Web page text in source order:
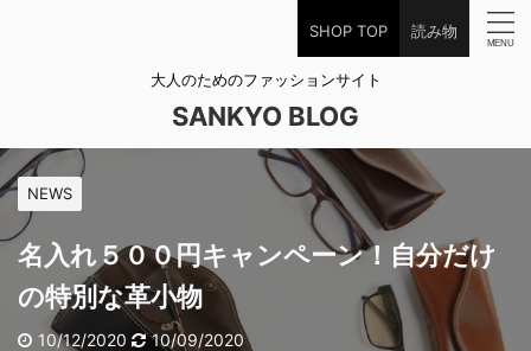
SHOP TOP 読み物
大人のためのファッションサイト
SANKYO BLOG
NEWS
名入れ５００円キャンペーン！自分だけ
の特別な革小物
10/12/2020 10/09/2020